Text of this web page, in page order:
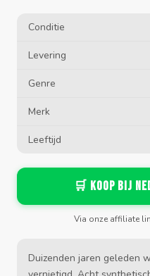
Conditie
Levering
Genre
Merk
Leeftijd
🛒 Koop bij
Via onze affiliate
Duizenden jaren geleden